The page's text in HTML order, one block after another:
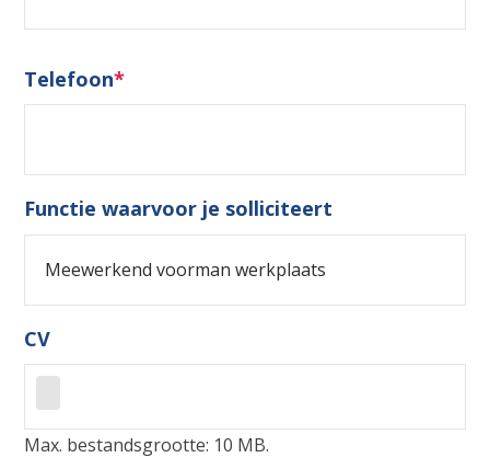
Telefoon*
Functie waarvoor je solliciteert
CV
Max. bestandsgrootte: 10 MB.